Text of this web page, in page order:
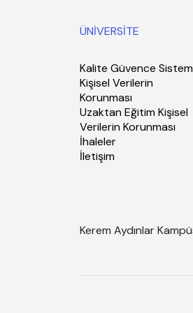
ÜNİVERSİTE
Kalite Güvence
Kişisel Verilerin
Korunması
Uzaktan Eğitim Kişisel
Verilerin Korunması
İhaleler
İletişim
Kerem Aydınlar